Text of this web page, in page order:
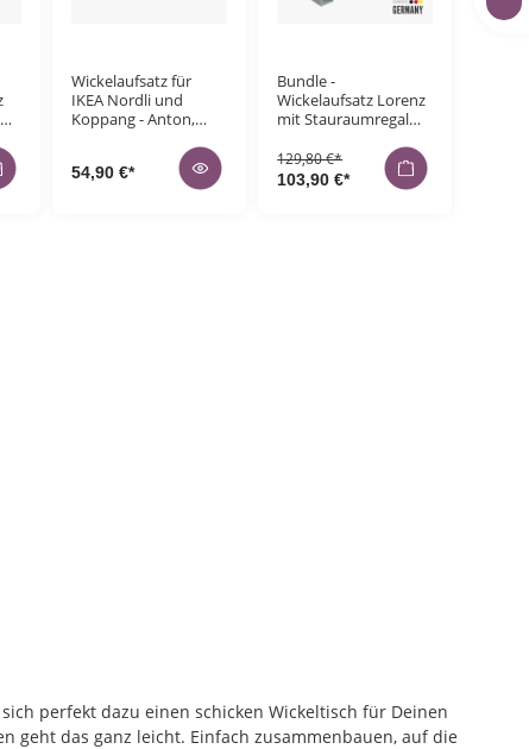
Wickelaufsatz für
IKEA Nordli und
Koppang - Anton,
54,90 €*
Bundle -
Wickelaufsatz Lorenz
mit Stauraumregal
grau
129,80 €*
103,90 €*
perfekt dazu einen schicken Wickeltisch für Deinen
geht das ganz leicht. Einfach zusammenbauen, auf die